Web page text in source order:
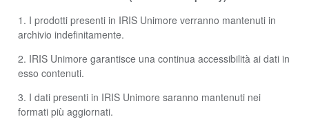
1. I prodotti presenti in IRIS Unimore verranno mantenuti in
archivio indefinitamente.
2. IRIS Unimore garantisce una continua accessibilità ai dati in
esso contenuti.
3. I dati presenti in IRIS Unimore saranno mantenuti nei
formati più aggiornati.